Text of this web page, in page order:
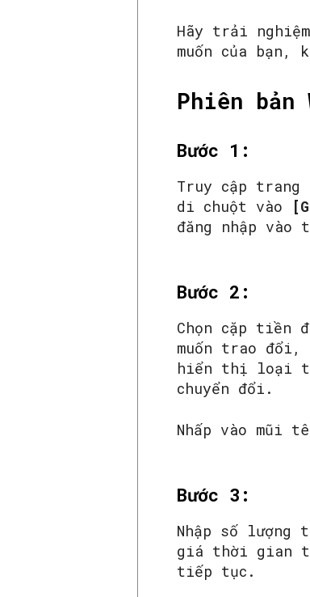
Hãy trải
muốn của
Phiên bản
Bước 1:
Truy cập trang
di chuột vào
đăng nhập vào
Bước 2:
Chọn cặp tiền
muốn trao đổi,
hiển thị loại
chuyển đổi.
Nhấp vào mũi
Bước 3:
Nhập số lượng
giá thời gian
tiếp tục.